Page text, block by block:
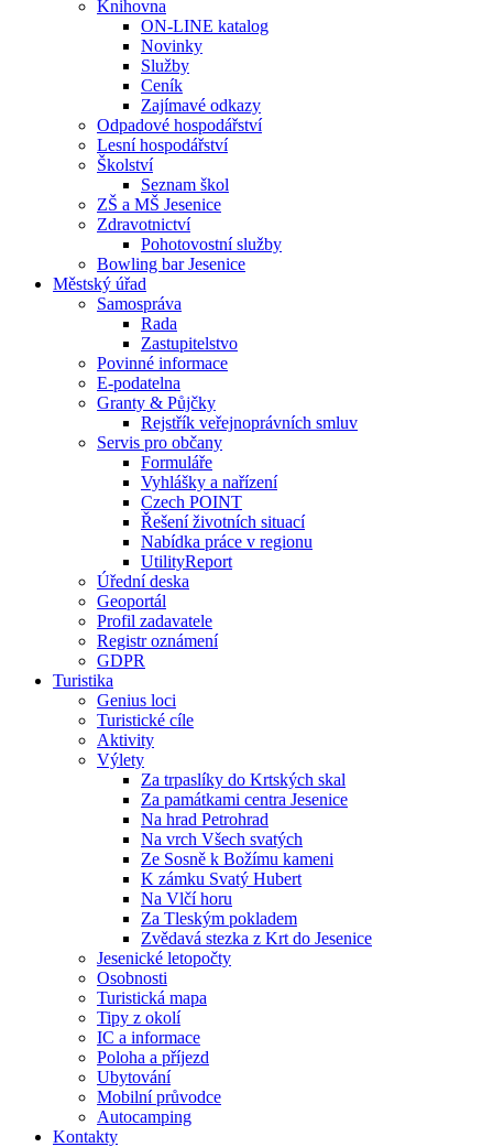
Knihovna
ON-LINE katalog
Novinky
Služby
Ceník
Zajímavé odkazy
Odpadové hospodářství
Lesní hospodářství
Školství
Seznam škol
ZŠ a MŠ Jesenice
Zdravotnictví
Pohotovostní služby
Bowling bar Jesenice
Městský úřad
Samospráva
Rada
Zastupitelstvo
Povinné informace
E-podatelna
Granty & Půjčky
Rejstřík veřejnoprávních smluv
Servis pro občany
Formuláře
Vyhlášky a nařízení
Czech POINT
Řešení životních situací
Nabídka práce v regionu
UtilityReport
Úřední deska
Geoportál
Profil zadavatele
Registr oznámení
GDPR
Turistika
Genius loci
Turistické cíle
Aktivity
Výlety
Za trpaslíky do Krtských skal
Za památkami centra Jesenice
Na hrad Petrohrad
Na vrch Všech svatých
Ze Sosně k Božímu kameni
K zámku Svatý Hubert
Na Vlčí horu
Za Tleským pokladem
Zvědavá stezka z Krt do Jesenice
Jesenické letopočty
Osobnosti
Turistická mapa
Tipy z okolí
IC a informace
Poloha a příjezd
Ubytování
Mobilní průvodce
Autocamping
Kontakty